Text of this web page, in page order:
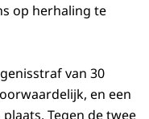
op herhaling te
van 30
en een
Tegen de twee